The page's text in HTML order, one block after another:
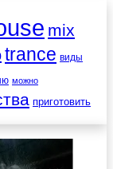
mix
trance виды
можно
приготовить